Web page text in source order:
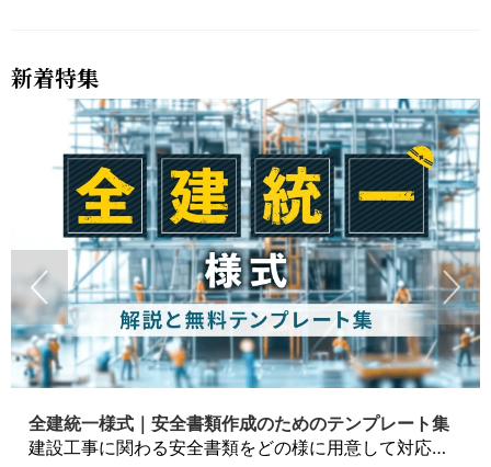
新着特集
全建統一様式｜安全書類作成のためのテンプレート集
建設工事に関わる安全書類をどの様に用意して対応するか？関連書式テンプレートから書き方の注意点などの役立つコラムをbizoceanがお届けします。